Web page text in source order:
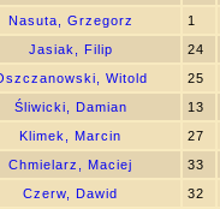
Nasuta, Grzegorz 1
Jasiak, Filip 24
Witold 25
Śliwicki, Damian 13
Klimek, Marcin 27
Chmielarz, Maciej 33
Czerw, Dawid 32